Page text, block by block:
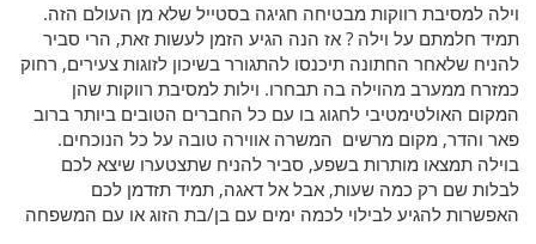
וילה למסיבת רווקות מבטיחה חגיגה בסטייל שלא מן העולם הזה.
תמיד חלמתם על וילה ? אז הנה הגיע הזמן לעשות זאת, הרי סביר
להניח שלאחר החתונה תיכנסו להתגורר בשיכון לזוגות צעירים, רחוק
כמזרח ממערב מהוילה בה תבחרו. וילות למסיבת רווקות שהן
המקום האולטימטיבי לחגוג בו עם כל החברים הטובים ביותר ברוב
פאר והדר, מקום מרשים המשרה אווירה טובה על כל הנוכחים.
בוילה תמצאו מותרות בשפע, סביר להניח שתצטערו שיצא לכם
לבלות שם רק כמה שעות, אבל אל דאגה, תמיד תזדמן לכם
האפשרות להגיע לבילוי לכמה ימים עם בן/בת הזוג או עם המשפחה